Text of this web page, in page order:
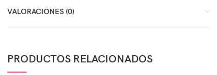
VALORACIONES (0)
PRODUCTOS RELACIONADOS